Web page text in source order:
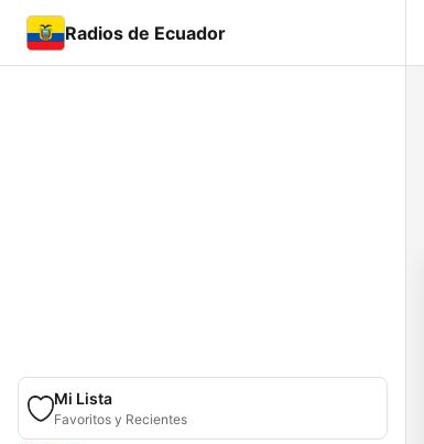
Radios de Ecuador
Mi Lista
Favoritos y Recientes